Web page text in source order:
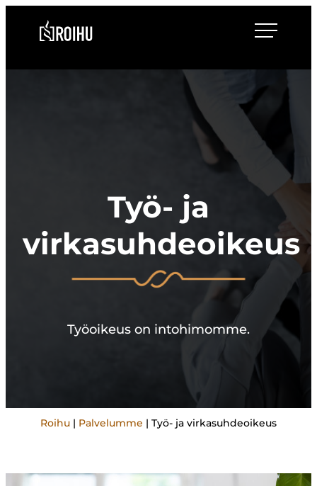
suoraanRoihulaw
Työ- ja
virkasuhdeoikeus
Työoikeus on intohimomme.
Roihu | Palvelumme | Työ- ja virkasuhdeoikeus